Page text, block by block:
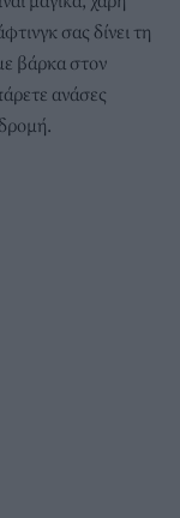
σας δίνει τη
βάρκα στον
ανάσες